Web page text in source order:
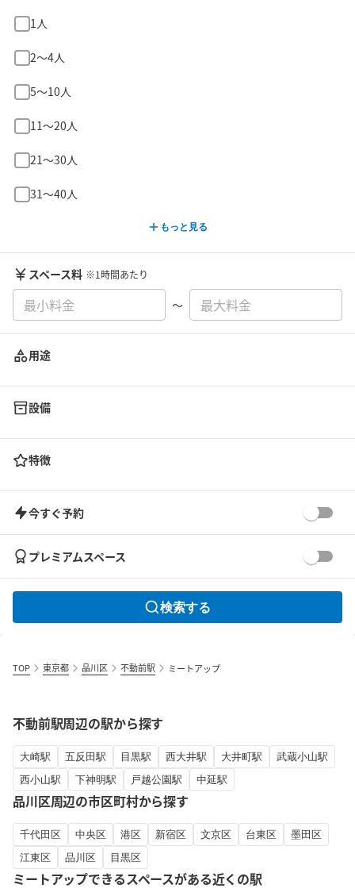
1人
2〜4人
5〜10人
11〜20人
21〜30人
31〜40人
もっと見る
スペース料 ※1時間あたり
〜
用途
設備
特徴
今すぐ予約
プレミアムスペース
検索する
TOP 東京都 品川区 不動前駅 ミートアップ
不動前駅周辺の駅から探す
大崎駅 五反田駅 目黒駅 西大井駅 大井町駅
武蔵小山駅
西小山駅
下神明駅 戸越公園駅 中延駅
品川区周辺の市区町村から探す
千代田区 中央区 港区 新宿区 文京区 台東区
墨田区
江東区
品川区 目黒区
ミートアップできるスペースがある近くの駅